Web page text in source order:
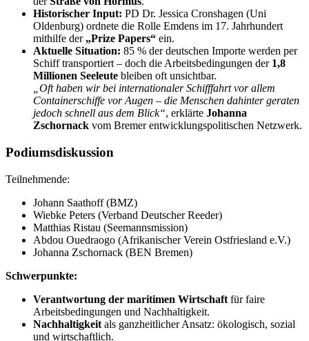
Historischer Input: PD Dr. Jessica Cronshagen (Uni
Oldenburg) ordnete die Rolle Emdens im 17. Jahrhundert
mithilfe der „Prize Papers“ ein.
Aktuelle Situation: 85 % der deutschen Importe werden per
Schiff transportiert – doch die Arbeitsbedingungen der 1,8
Millionen Seeleute bleiben oft unsichtbar.
„Oft haben wir bei internationaler Schifffahrt vor allem
Containerschiffe vor Augen – die Menschen dahinter geraten
jedoch schnell aus dem Blick“, erklärte Johanna
Zschornack vom Bremer entwicklungspolitischen Netzwerk.
Podiumsdiskussion
Teilnehmende:
Johann Saathoff (BMZ)
Wiebke Peters (Verband Deutscher Reeder)
Matthias Ristau (Seemannsmission)
Abdou Ouedraogo (Afrikanischer Verein Ostfriesland e.V.)
Johanna Zschornack (BEN Bremen)
Schwerpunkte:
Verantwortung der maritimen Wirtschaft für faire
Arbeitsbedingungen und Nachhaltigkeit.
Nachhaltigkeit als ganzheitlicher Ansatz: ökologisch, sozial
und wirtschaftlich.